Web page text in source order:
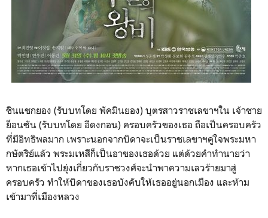
ชินแชกยอง (รับบทโดย พัคมินยอง) บุตรสาวราชเลขาฯใน เจ้าชาย
ย็อนซัน (รับบทโดย อีดงกอน) ครอบครัวของเธอ ถือเป็นครอบครัว
ที่มีอิทธิพลมาก เพราะนอกจากบิดาจะเป็นราชเลขาฯคู่ใจพระมหา
กษัตริย์แล้ว พระมเหสีก็เป็นอาของเธอด้วย แต่ด้วยคำทำนายว่า
หากเธอเข้าไปยุ่งเกี่ยวกับราชวงศ์จะนำพาความเลวร้ายมาสู่
ครอบครัว ทำให้บิดาของเธอบังคับให้เธออยู่นอกเมือง และห้าม
เข้ามาที่เมืองหลวง